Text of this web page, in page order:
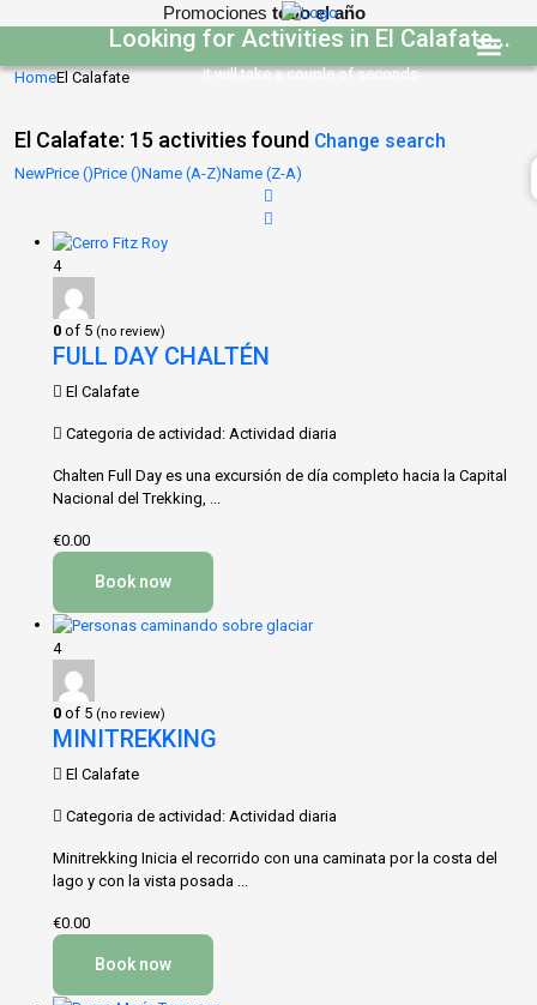
Promociones todo el año
Looking for Activities in El Calafate...
it will take a couple of seconds
HomeEl Calafate
El Calafate: 15 activities found Change search
NewPrice ()Price ()Name (A-Z)Name (Z-A)
4
0 of 5 (no review)
FULL DAY CHALTÉN
El Calafate
Categoria de actividad: Actividad diaria
Chalten Full Day es una excursión de día completo hacia la Capital
Nacional del Trekking, ...
€0.00
Book now
4
0 of 5 (no review)
MINITREKKING
El Calafate
Categoria de actividad: Actividad diaria
Minitrekking Inicia el recorrido con una caminata por la costa del
lago y con la vista posada ...
€0.00
Book now